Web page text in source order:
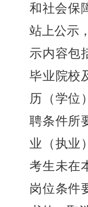
和社会保
站上公示
示内容包
毕业院校
历（学位
聘条件所
业（执业
考生未在
岗位条件